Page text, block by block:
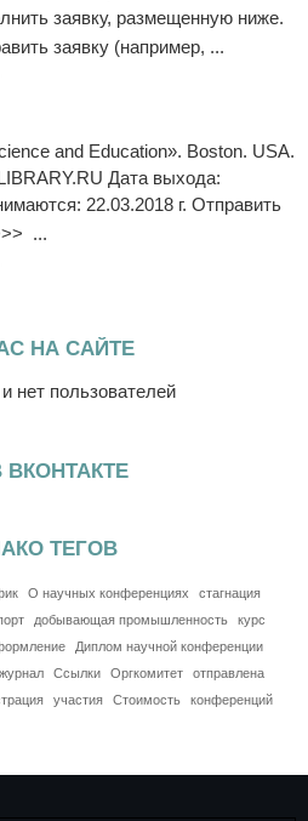
заявку, размещенную ниже.
заявку (например, ...
and Education». Boston. USA.
Дата выхода:
22.03.2018 г. Отправить
...
НА САЙТЕ
нет пользователей
ТЕГОВ
О научных конференциях
стагнация
добывающая промышленность
курс
Диплом научной конференции
журнал Ссылки Оргкомитет
отправлена
участия Стоимость
конференций